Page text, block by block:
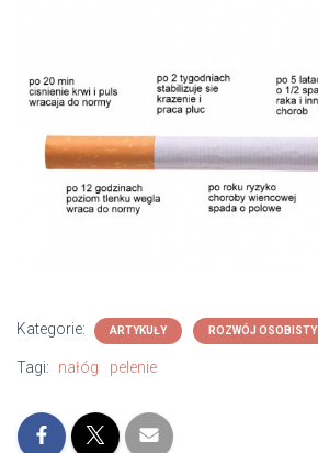
Kategorie: ARTYKUŁY ROZWÓJ OSOBISTY
Tagi: nałóg pelenie